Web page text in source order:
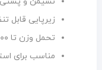
زیرپایی قابل
تحمل وزن تا ۱۰۰ کیلوگرم
مناسب برای